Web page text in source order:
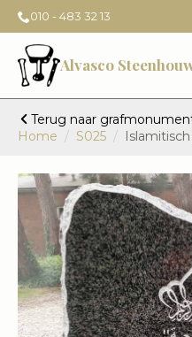
010 - 483 32 13
Alvasco
Terug naar
Home
S025